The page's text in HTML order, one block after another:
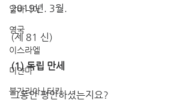
알바니아
영국
이스라엘
미얀마
불가리아 | 터키
2019년. 3월.
(제 81 신)
(1) 독립 만세
그동안 평안하셨는지요?